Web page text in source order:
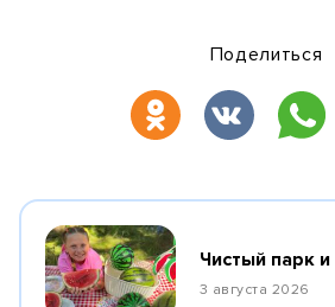
Поделиться
Чистый парк
3 августа 2026